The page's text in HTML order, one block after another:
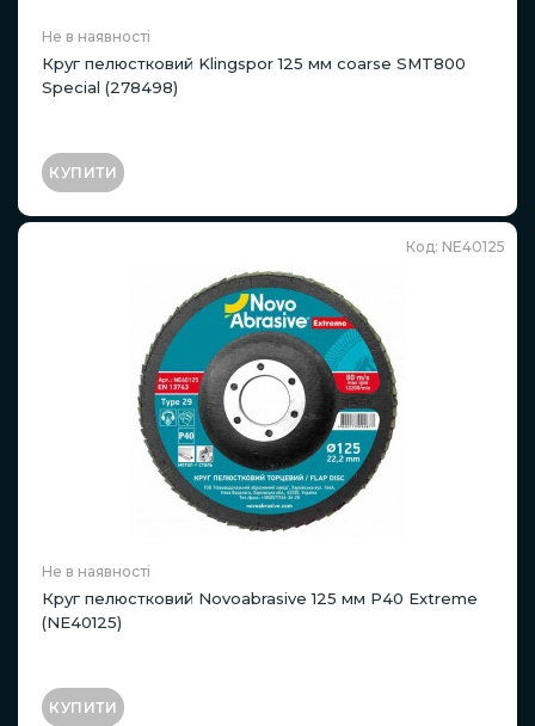
Не в наявності
Круг пелюстковий Klingspor 125 мм coarse SMT800
Special (278498)
КУПИТИ
Код: NE40125
Не в наявності
Круг пелюстковий Novoabrasive 125 мм P40 Extreme
(NE40125)
КУПИТИ